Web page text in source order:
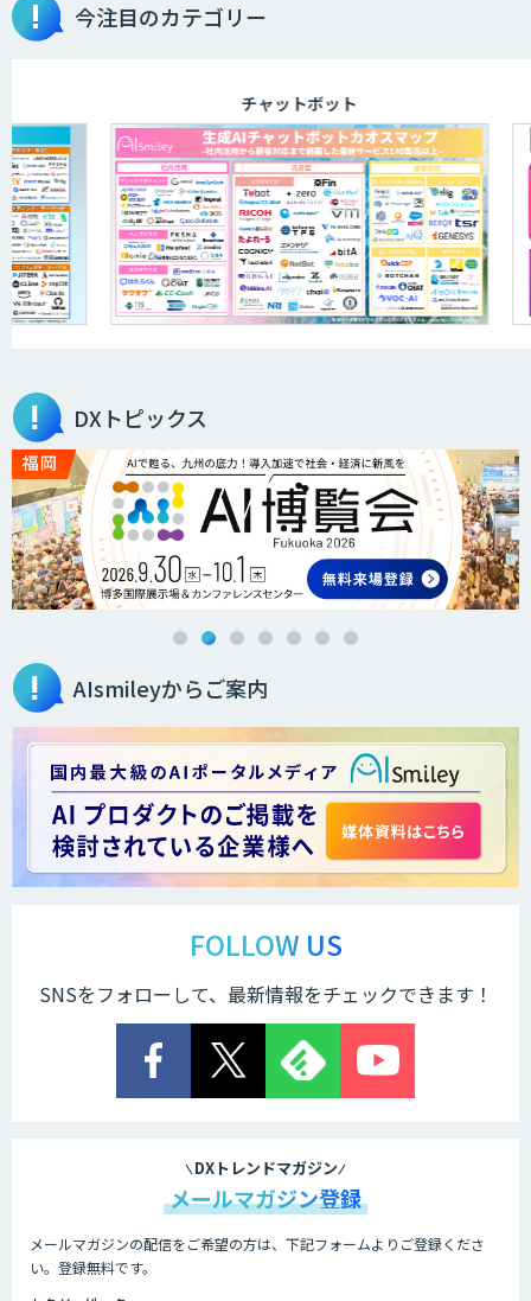
完全無料の次世代RPA「マクロマン」
RPA定型業務ロボット自動化ソリューシ
ョン UiPath/Automate
FPT RPAソリューション
BizteX cobit
JobAuto
FEEDER（フィーダー）
今注目のカテゴリー
チャットボット
DXトピックス
AIsmileyからご案内
FOLLOW US
SNSをフォローして、最新情報をチェックできます！
DXトレンドマガジン
メールマガジン登録
メールマガジンの配信をご希望の方は、下記フォームよりご登録くださ
い。登録無料です。